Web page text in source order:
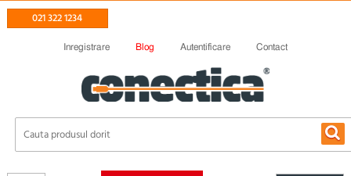
021 322 1234
Inregistrare Blog Autentificare Contact